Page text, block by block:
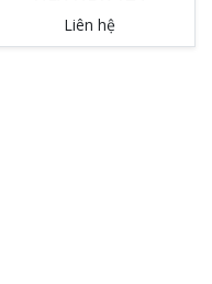
Liên hệ